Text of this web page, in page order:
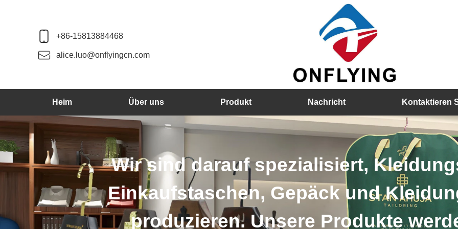
+86-15813884468
alice.luo@onflyingcn.com
Heim Über uns Produkt Nachricht Kontaktieren
darauf spezialisiert, Kleidungsstaubsäcke,
Gepäck und Kleidungszubehör zu
Unsere Produkte werden strenger